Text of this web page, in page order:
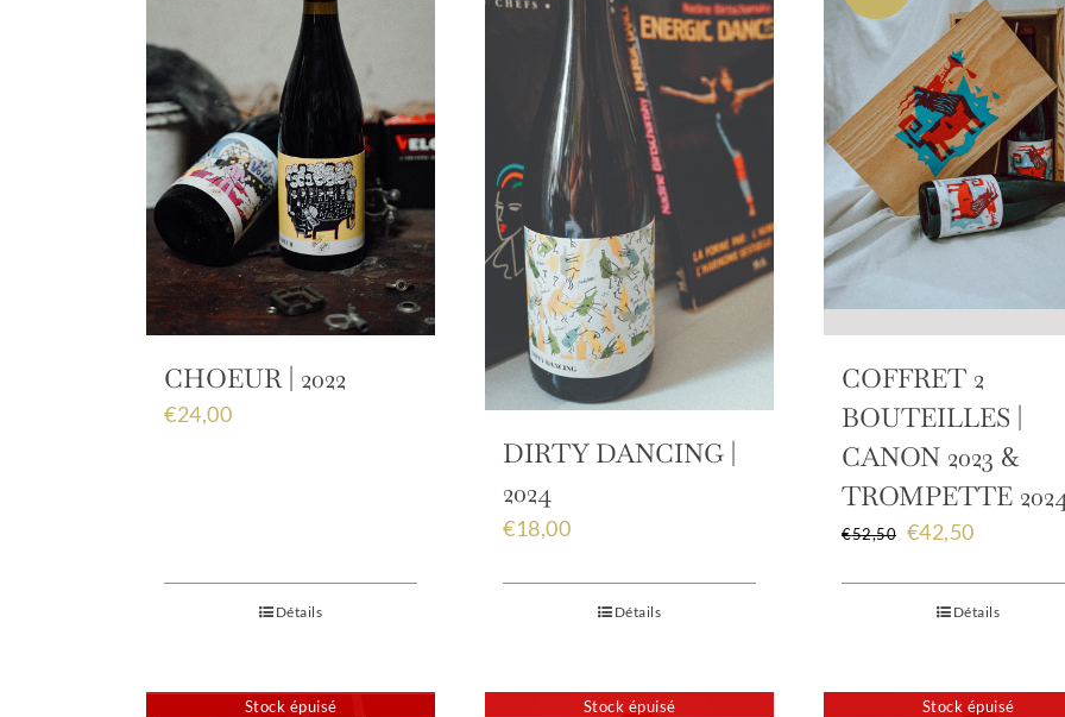
CHOEUR | 2022
€24,00
Détails
DIRTY DANCING |
2024
€18,00
Détails
COFFRET 2
BOUTEILLES |
CANON 2023 &
TROMPETTE
€52,50 Le
était :
€42,50Le
est :
Détails
Stock épuisé Stock épuisé Stock épuisé